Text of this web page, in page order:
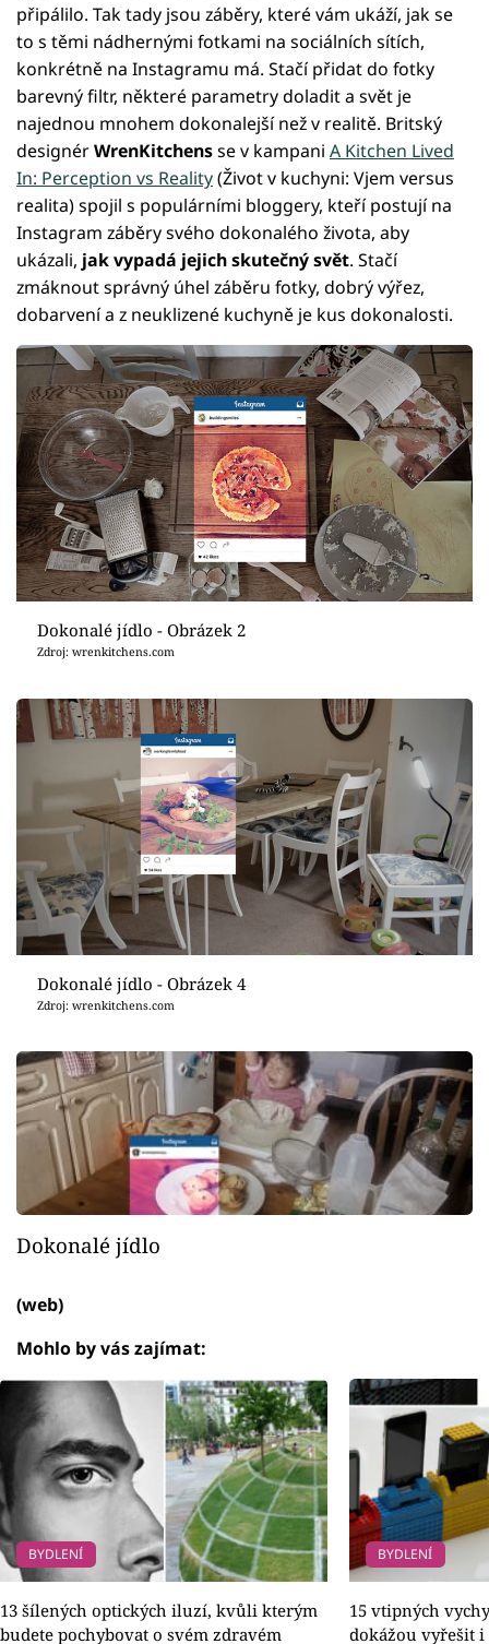
připálilo. Tak tady jsou záběry, které vám ukáží, jak se
to s těmi nádhernými fotkami na sociálních sítích,
konkrétně na Instagramu má. Stačí přidat do fotky
barevný filtr, některé parametry doladit a svět je
najednou mnohem dokonalejší než v realitě. Britský
designérWrenKitchensse v kampani A Kitchen Lived
In: Perception vs Reality(Život v kuchyni: Vjem versus
realita) spojil s populárními bloggery, kteří postují na
Instagram záběry svého dokonalého života, aby
ukázali, jak vypadá jejich skutečný svět. Stačí
zmáknout správný úhel záběru fotky, dobrý výřez,
dobarvení a z neuklizené kuchyně je kus dokonalosti.
Dokonalé jídlo - Obrázek 2
Zdroj: wrenkitchens.com
Dokonalé jídlo - Obrázek 4
Zdroj: wrenkitchens.com
Dokonalé jídlo
(web)
Mohlo by vás zajímat:
BYDLENÍ
13 šílených optických iluzí, kvůli kterým
budete pochybovat o svém zdravém
BYDLENÍ
15 vtipných
dokážou vyřešit